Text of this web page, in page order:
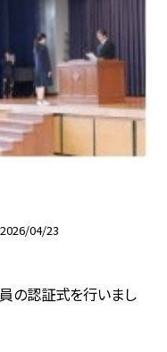
2026/04/23
員の認証式を行いまし